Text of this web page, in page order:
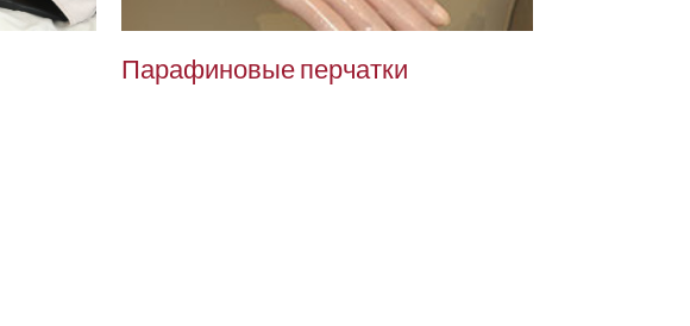
Парафиновые перчатки